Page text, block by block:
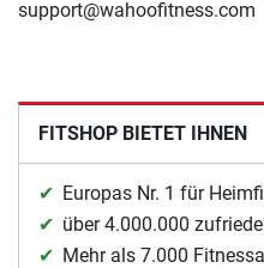
support@wahoofitness.com
FITSHOP BIETET IHNEN
Europas Nr. 1 für
über 4.000.000
Mehr als 7.000